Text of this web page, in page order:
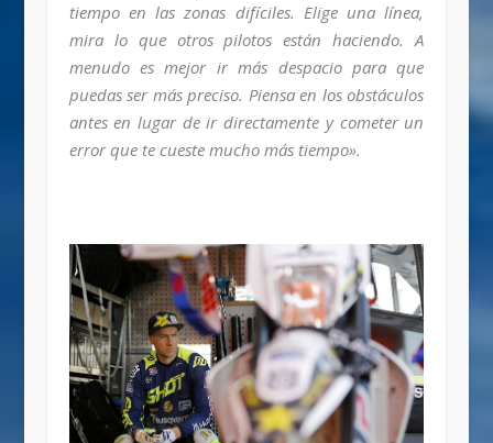
tiempo en las zonas difíciles. Elige una línea,
mira lo que otros pilotos están haciendo. A
menudo es mejor ir más despacio para que
puedas ser más preciso. Piensa en los obstáculos
antes en lugar de ir directamente y cometer un
error que te cueste mucho más tiempo».